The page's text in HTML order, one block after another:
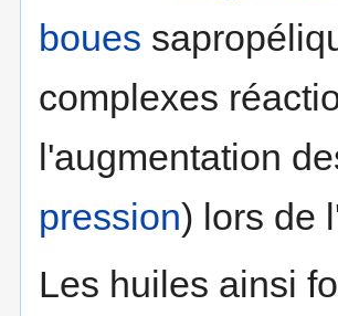
boues
complexes
l'augmentation
pression) lors de
Les huiles ainsi